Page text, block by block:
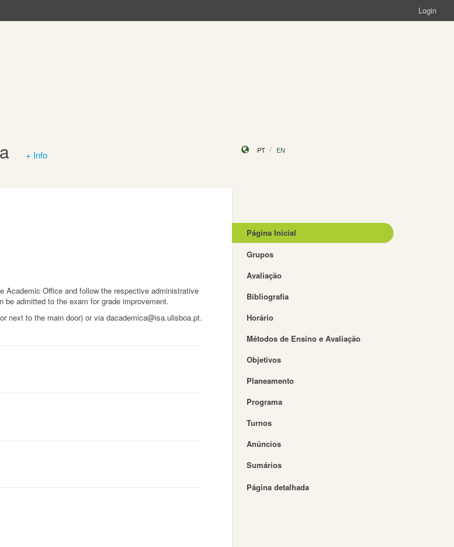
Login
+ Info PT EN
Office and follow the respective administrative
admitted to the exam for grade improvement.
next to the main door) or via dacademica@isa.ulisboa.pt.
Página Inicial
Grupos
Avaliação
Bibliografia
Horário
Métodos de Ensino e Avaliação
Objetivos
Planeamento
Programa
Turnos
Anúncios
Sumários
Página detalhada